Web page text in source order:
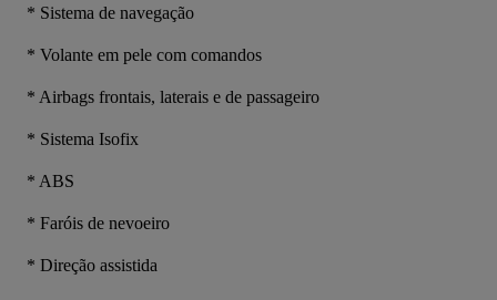
* Sistema de navegação
* Volante em pele com comandos
* Airbags frontais, laterais e de passageiro
* Sistema Isofix
* ABS
* Faróis de nevoeiro
* Direção assistida